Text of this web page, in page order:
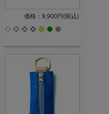
価格：9,900円(税込)